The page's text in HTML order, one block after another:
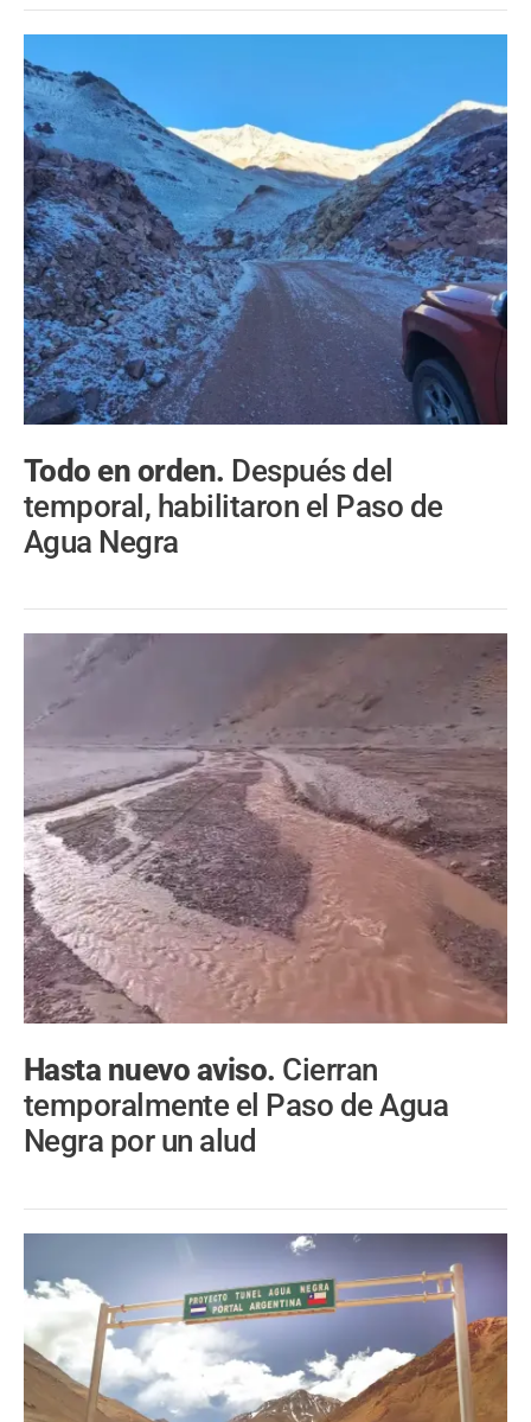
Todo en orden. Después del
temporal, habilitaron el Paso de
Agua Negra
Hasta nuevo aviso. Cierran
temporalmente el Paso de Agua
Negra por un alud